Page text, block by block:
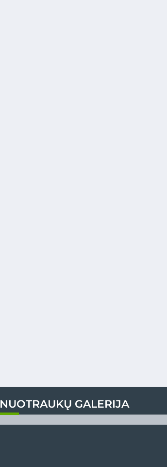
NUOTRAUKŲ GALERIJA